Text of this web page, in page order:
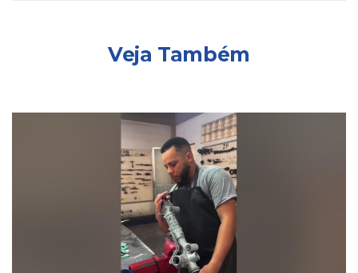
Veja Também